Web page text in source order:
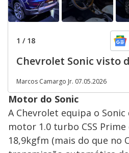
1 / 18
Chevrolet Sonic visto
Marcos Camargo Jr. 07.05.2026
Motor do Sonic
A Chevrolet equipa o
motor 1.0 turbo CSS Prime
18,9kgfm (mais do que no